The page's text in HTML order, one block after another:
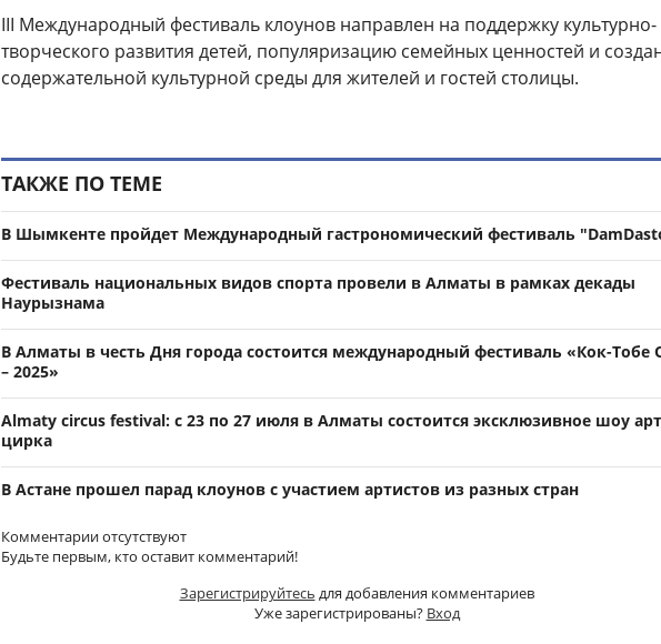
III Международный фестиваль клоунов направлен на поддержку культурно-
творческого развития детей, популяризацию семейных ценностей и
содержательной культурной среды для жителей и гостей столицы.
ТАКЖЕ ПО ТЕМЕ
В Шымкенте пройдет Международный гастрономический фестиваль
Фестиваль национальных видов спорта провели в Алматы в рамках декады
Наурызнама
В Алматы в честь Дня города состоится международный фестиваль «Кок-Тобе
– 2025»
Almaty circus festival: с 23 по 27 июля в Алматы состоится эксклюзивное шоу
цирка
В Астане прошел парад клоунов с участием артистов из разных стран
Комментарии отсутствуют
Будьте первым, кто оставит комментарий!
Зарегистрируйтесь для добавления комментариев
Уже зарегистрированы? Вход